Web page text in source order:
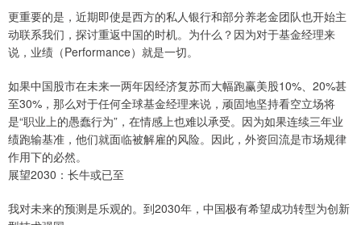
更重要的是，近期即使是西方的私人银行和部分养老金团队也开始主
动联系我们，探讨重返中国的时机。为什么？因为对于基金经理来
说，业绩（Performance）就是一切。
如果中国股市在未来一两年因经济复苏而大幅跑赢美股10%、20%甚
至30%，那么对于任何全球基金经理来说，顽固地坚持看空立场将
是“职业上的愚蠢行为”，在情感上也难以承受。因为如果连续三年业
绩跑输基准，他们就面临被解雇的风险。因此，外资回流是市场规律
作用下的必然。
展望2030：长牛或已至
我对未来的预测是乐观的。到2030年，中国极有希望成功转型为创新